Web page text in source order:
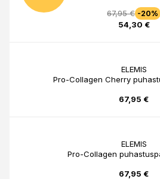
67,95 € -20%
54,30 €
ELEMIS
Pro-Collagen Cherry
67,95 €
ELEMIS
Pro-Collagen
67,95 €